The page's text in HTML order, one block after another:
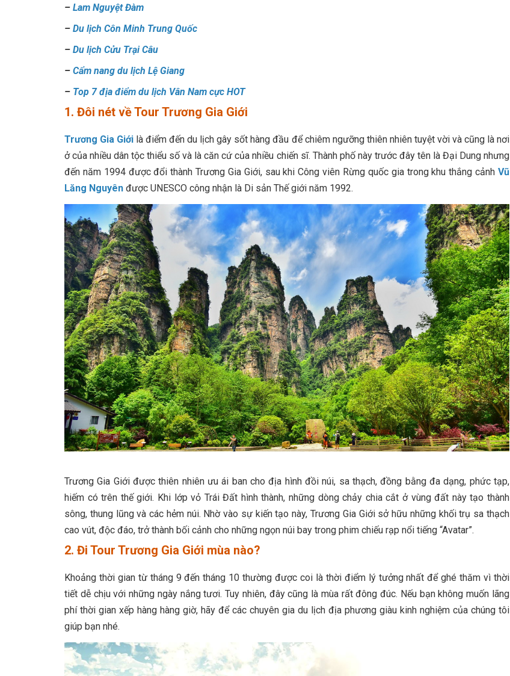
– Lam Nguyệt Đàm
– Du lịch Côn Minh Trung Quốc
– Du lịch Cửu Trại Câu
– Cẩm nang du lịch Lệ Giang
– Top 7 địa điểm du lịch Vân Nam cực HOT
1. Đôi nét vềTour Trương Gia Giới
Trương Gia Giới là điểm đến du lịch gây sốt hàng đầu để chiêm ngưỡng thiên nhiên tuyệt vời và cũng là nơi
ở của nhiều dân tộc thiểu số và là căn cứ của nhiều chiến sĩ. Thành phố này trước đây tên là Đại Dung nhưng
đến năm 1994 được đổi thành Trương Gia Giới, sau khi Công viên Rừng quốc gia trong khu thắng cảnh Vũ
Lăng Nguyên được UNESCO công nhận là Di sản Thế giới năm 1992.
Trương Gia Giới được thiên nhiên ưu ái ban cho địa hình đồi núi, sa thạch, đồng bằng đa dạng, phức tạp,
hiếm có trên thế giới. Khi lớp vỏ Trái Đất hình thành, những dòng chảy chia cắt ở vùng đất này tạo thành
sông, thung lũng và các hẻm núi. Nhờ vào sự kiến tạo này, Trương Gia Giới sở hữu những khối trụ sa thạch
cao vút, độc đáo, trở thành bối cảnh cho những ngọn núi bay trong phim chiếu rạp nổi tiếng “Avatar”.
2. Đi Tour Trương Gia Giới mùa nào?
Khoảng thời gian từ tháng 9 đến tháng 10 thường được coi là thời điểm lý tưởng nhất để ghé thăm vì thời
tiết dễ chịu với những ngày nắng tươi. Tuy nhiên, đây cũng là mùa rất đông đúc. Nếu bạn không muốn lãng
phí thời gian xếp hàng hàng giờ, hãy để các chuyên gia du lịch địa phương giàu kinh nghiệm của chúng tôi
giúp bạn nhé.